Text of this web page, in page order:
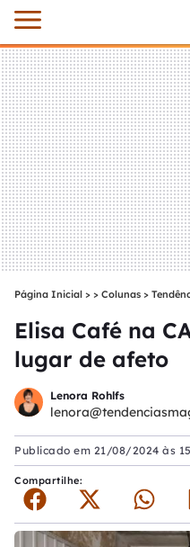
Página Inicial > Colunas >
Elisa Café na
lugar de afeto
Lenora Rohlfs
Publicado em 21/08/2024 às
Compartilhe: